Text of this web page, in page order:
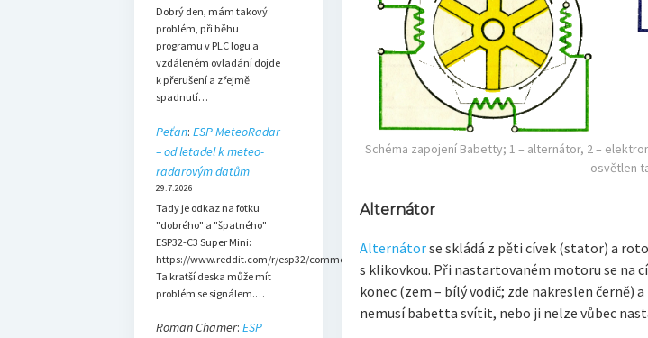
Schéma zapojení Babetty; 1 – alternátor, 2 –
osvětlen
Alternátor
Alternátorse skládá z pěti cívek (stator) a
s klikovkou. Při nastartovaném motoru se na
konec (zem – bílý vodič; zde nakreslen černě)
nemusí babetta svítit, nebo ji nelze vůbec
Dobrý den, mám takový
problém, při běhu
programu v PLC logu a
vzdáleném ovladání dojde
k přerušení a zřejmě
spadnutí…
Peťan: ESP MeteoRadar
– od letadel k meteo-
radarovým datům
29.7.2026
Tady je odkaz na fotku
"dobrého" a "špatného"
ESP32-C3 Super Mini:
https://www.reddit.com/r/esp32/comments/1dsh3b5/
Ta kratší deska může mít
problém se signálem.…
Roman Chamer: ESP